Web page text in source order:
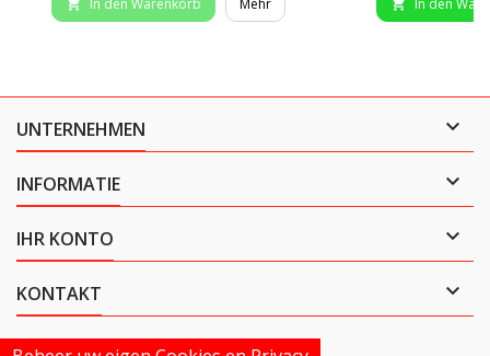
 
UNTERNEHMEN 
INFORMATIE 
IHR KONTO 
KONTAKT 